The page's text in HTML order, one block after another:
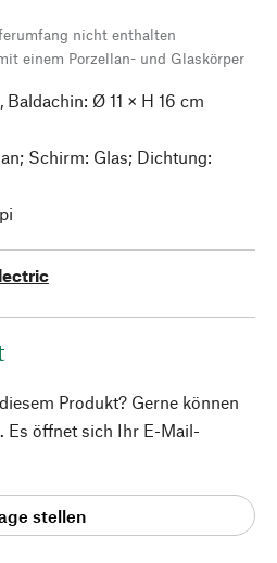
nicht enthalten
einem Porzellan- und Glaskörper
Baldachin: Ø 11 × H 16 cm
Schirm: Glas; Dichtung:
Produkt? Gerne können
Es öffnet sich Ihr E-Mail-
stellen